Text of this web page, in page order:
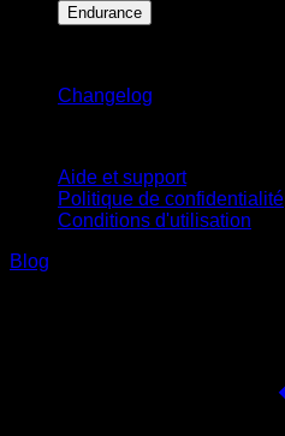
Endurance
Changelog
Aide et support
Politique de confidentialité
Conditions d'utilisation
Blog